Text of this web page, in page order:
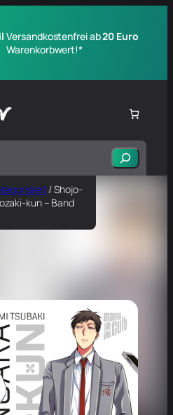
Versandkostenfrei ab20 Euro
Warenkorbwert!*
Suchen
/ Shojo-
kun – Band